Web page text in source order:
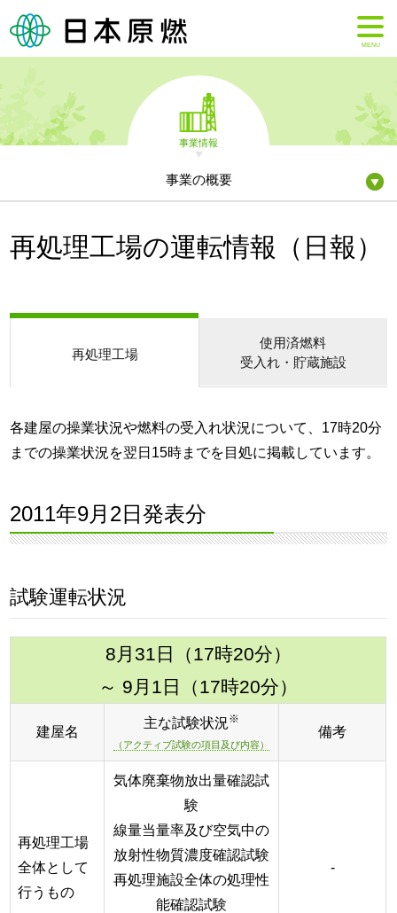
MENU
事業情報
事業の概要
再処理工場の運転情報（日報）
再処理工場
使用済燃料
受入れ・貯蔵施設
各建屋の操業状況や燃料の受入れ状況について、17時20分
までの操業状況を翌日15時までを目処に掲載しています。
2011年9月2日発表分
試験運転状況
8月31日（17時20分）
～ 9月1日（17時20分）
建屋名
主な試験状況※
（アクティブ試験の項目及び内容）
備考
再処理工場
全体として
行うもの
気体廃棄物放出量確認試
験
線量当量率及び空気中の
放射性物質濃度確認試験
再処理施設全体の処理性
能確認試験
-